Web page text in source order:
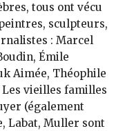
tous ont vécu
sculpteurs,
: Marcel
Émile
Aimée, Théophile
vieilles familles
(également
Labat, Muller sont